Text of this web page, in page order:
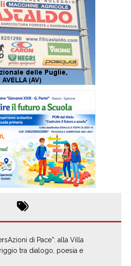
di Pace”: alla Villa
tra dialogo, poesia e